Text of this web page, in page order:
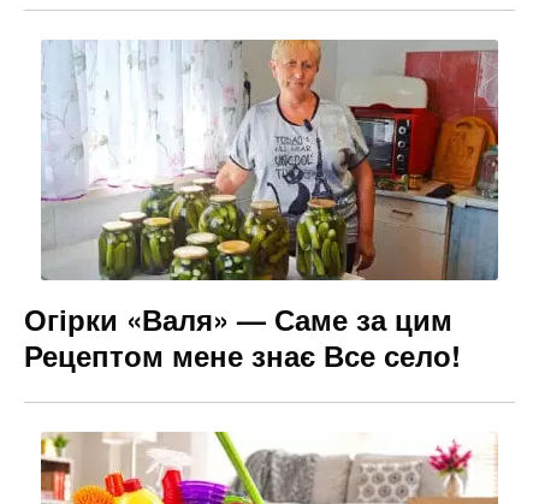
Огірки «Валя» — Саме за цим
Рецептом мене знає Все село!